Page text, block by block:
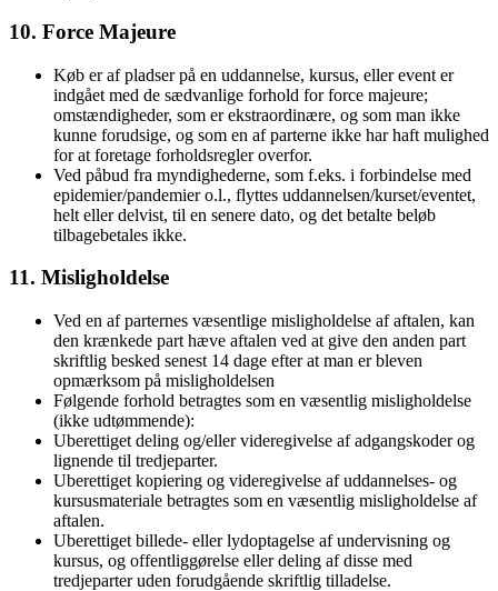
10. Force Majeure
Køb er af pladser på en uddannelse, kursus, eller event er
indgået med de sædvanlige forhold for force majeure;
omstændigheder, som er ekstraordinære, og som man ikke
kunne forudsige, og som en af parterne ikke har haft mulighed
for at foretage forholdsregler overfor.
Ved påbud fra myndighederne, som f.eks. i forbindelse med
epidemier/pandemier o.l., flyttes uddannelsen/kurset/eventet,
helt eller delvist, til en senere dato, og det betalte beløb
tilbagebetales ikke.
11. Misligholdelse
Ved en af parternes væsentlige misligholdelse af aftalen, kan
den krænkede part hæve aftalen ved at give den anden part
skriftlig besked senest 14 dage efter at man er bleven
opmærksom på misligholdelsen
Følgende forhold betragtes som en væsentlig misligholdelse
(ikke udtømmende):
Uberettiget deling og/eller videregivelse af adgangskoder og
lignende til tredjeparter.
Uberettiget kopiering og videregivelse af uddannelses- og
kursusmateriale betragtes som en væsentlig misligholdelse af
aftalen.
Uberettiget billede- eller lydoptagelse af undervisning og
kursus, og offentliggørelse eller deling af disse med
tredjeparter uden forudgående skriftlig tilladelse.